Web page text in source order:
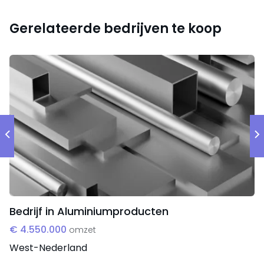
De werkwijze van het bedrijf is 100% recyclage,
spelers.
Gerelateerde bedrijven te koop
Bedrijf in Aluminiumproducten
€ 4.550.000 omzet
West-Nederland